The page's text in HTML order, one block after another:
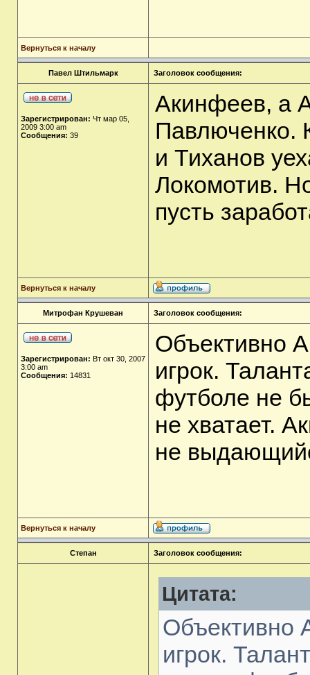
Вернуться к началу
Павел Штильмарк Заголовок сообщения:
Зарегистрирован: Чт мар 05,
2009 3:00 am
Сообщения: 39
Акинфеев, а
Павлюченко.
и Тиханов
Локомотив.
пусть
Вернуться к началу
Митрофан Крушеван Заголовок сообщения:
Зарегистрирован: Вт окт 30, 2007
3:00 am
Сообщения: 14831
Объективно
игрок.
футболе не
не хватает.
не
Вернуться к началу
Степан Заголовок сообщения:
Цитата:
Объективно
игрок.